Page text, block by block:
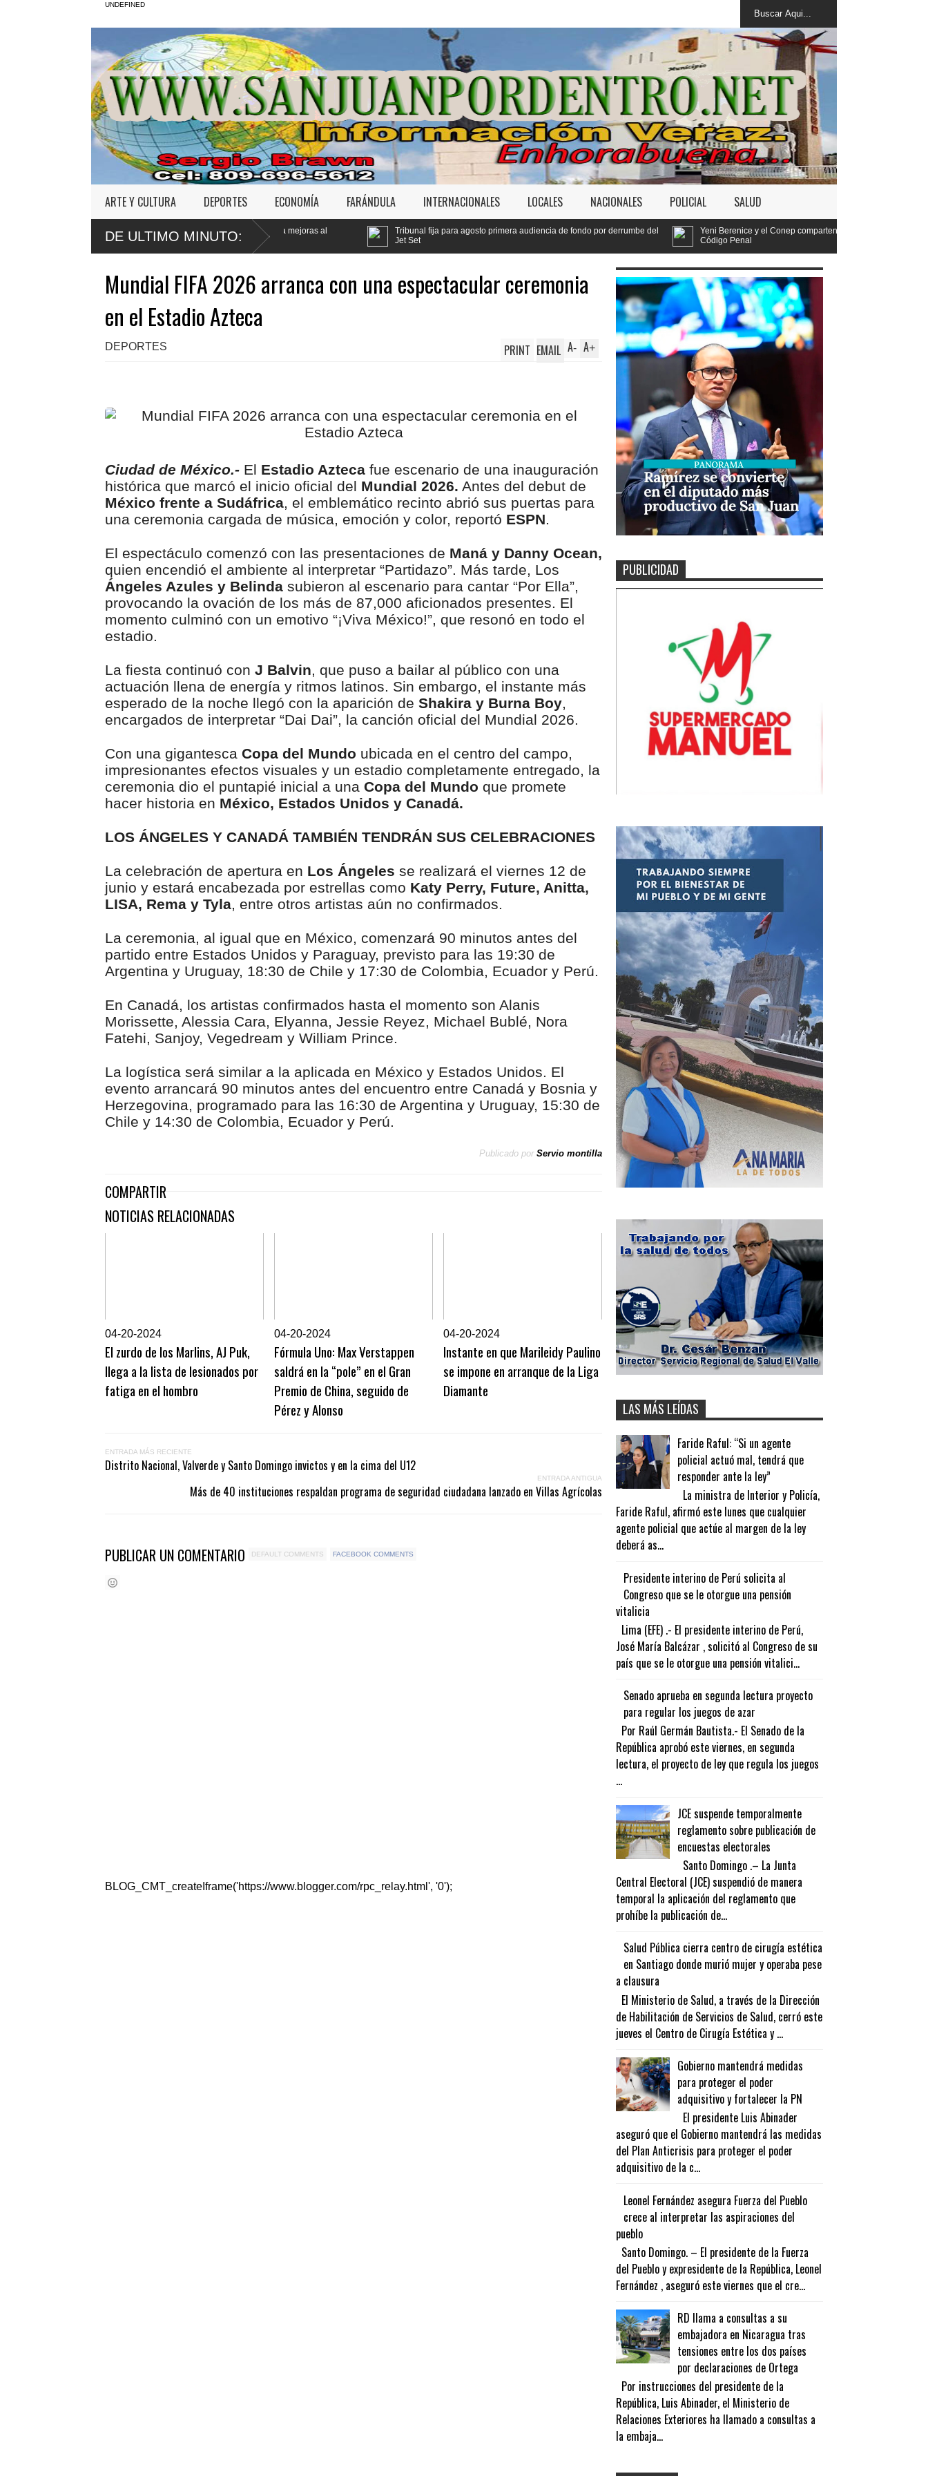
UNDEFINED
ARTE Y CULTURA DEPORTES ECONOMÍA FARÁNDULA INTERNACIONALES LOCALES NACIONALES POLICIAL SALUD
DE ULTIMO MINUTO:
Poder Ejecutivo promulga mejoras al
Código Penal
Tribunal fija para agosto primera audiencia de fondo por derrumbe del
Yeni Berenice y el Conep comparten ideas sobre los retos del nuevo
Mundial FIFA 2026 arranca con una espectacular ceremonia
en el Estadio Azteca
DEPORTES A+
A-
PRINT EMAIL
Ciudad de México.- El Estadio Azteca fue escenario de una inauguración
histórica que marcó el inicio oficial del Mundial 2026. Antes del debut de
México frente a Sudáfrica, el emblemático recinto abrió sus puertas para
una ceremonia cargada de música, emoción y color, reportó ESPN.
El espectáculo comenzó con las presentaciones de Maná y Danny Ocean,
quien encendió el ambiente al interpretar “Partidazo”. Más tarde, Los
Ángeles Azules y Belinda subieron al escenario para cantar “Por Ella”,
provocando la ovación de los más de 87,000 aficionados presentes. El
momento culminó con un emotivo “¡Viva México!”, que resonó en todo el
estadio.
La fiesta continuó con J Balvin, que puso a bailar al público con una
actuación llena de energía y ritmos latinos. Sin embargo, el instante más
esperado de la noche llegó con la aparición de Shakira y Burna Boy,
encargados de interpretar “Dai Dai”, la canción oficial del Mundial 2026.
Con una gigantesca Copa del Mundo ubicada en el centro del campo,
impresionantes efectos visuales y un estadio completamente entregado, la
ceremonia dio el puntapié inicial a una Copa del Mundo que promete
hacer historia en México, Estados Unidos y Canadá.
LOS ÁNGELES Y CANADÁ TAMBIÉN TENDRÁN SUS CELEBRACIONES
La celebración de apertura en Los Ángeles se realizará el viernes 12 de
junio y estará encabezada por estrellas como Katy Perry, Future, Anitta,
LISA, Rema y Tyla, entre otros artistas aún no confirmados.
La ceremonia, al igual que en México, comenzará 90 minutos antes del
partido entre Estados Unidos y Paraguay, previsto para las 19:30 de
Argentina y Uruguay, 18:30 de Chile y 17:30 de Colombia, Ecuador y Perú.
En Canadá, los artistas confirmados hasta el momento son Alanis
Morissette, Alessia Cara, Elyanna, Jessie Reyez, Michael Bublé, Nora
Fatehi, Sanjoy, Vegedream y William Prince.
La logística será similar a la aplicada en México y Estados Unidos. El
evento arrancará 90 minutos antes del encuentro entre Canadá y Bosnia y
Herzegovina, programado para las 16:30 de Argentina y Uruguay, 15:30 de
Chile y 14:30 de Colombia, Ecuador y Perú.
Publicado por Servio montilla
COMPARTIR
NOTICIAS RELACIONADAS
04-20-2024
El zurdo de los Marlins, AJ Puk,
llega a la lista de lesionados por
fatiga en el hombro
04-20-2024
Fórmula Uno: Max Verstappen
saldrá en la “pole” en el Gran
Premio de China, seguido de
Pérez y Alonso
04-20-2024
Instante en que Marileidy Paulino
se impone en arranque de la Liga
Diamante
ENTRADA MÁS RECIENTE
Distrito Nacional, Valverde y Santo Domingo invictos y en la cima del U12
ENTRADA ANTIGUA
Más de 40 instituciones respaldan programa de seguridad ciudadana lanzado en Villas Agrícolas
PUBLICAR UN COMENTARIO DEFAULT COMMENTS FACEBOOK COMMENTS
BLOG_CMT_createIframe('https://www.blogger.com/rpc_relay.html', '0');
PUBLICIDAD
LAS MÁS LEÍDAS
Faride Raful: “Si un agente
policial actuó mal, tendrá que
responder ante la ley”
La ministra de Interior y Policía,
Faride Raful, afirmó este lunes que cualquier
agente policial que actúe al margen de la ley
deberá as...
Presidente interino de Perú solicita al
Congreso que se le otorgue una pensión
vitalicia
Lima (EFE) .- El presidente interino de Perú,
José María Balcázar , solicitó al Congreso de su
país que se le otorgue una pensión vitalici...
Senado aprueba en segunda lectura proyecto
para regular los juegos de azar
Por Raúl Germán Bautista.- El Senado de la
República aprobó este viernes, en segunda
lectura, el proyecto de ley que regula los juegos
...
JCE suspende temporalmente
reglamento sobre publicación de
encuestas electorales
Santo Domingo .– La Junta
Central Electoral (JCE) suspendió de manera
temporal la aplicación del reglamento que
prohíbe la publicación de...
Salud Pública cierra centro de cirugía estética
en Santiago donde murió mujer y operaba pese
a clausura
El Ministerio de Salud, a través de la Dirección
de Habilitación de Servicios de Salud, cerró este
jueves el Centro de Cirugía Estética y ...
Gobierno mantendrá medidas
para proteger el poder
adquisitivo y fortalecer la PN
El presidente Luis Abinader
aseguró que el Gobierno mantendrá las medidas
del Plan Anticrisis para proteger el poder
adquisitivo de la c...
Leonel Fernández asegura Fuerza del Pueblo
crece al interpretar las aspiraciones del
pueblo
Santo Domingo. – El presidente de la Fuerza
del Pueblo y expresidente de la República, Leonel
Fernández , aseguró este viernes que el cre...
RD llama a consultas a su
embajadora en Nicaragua tras
tensiones entre los dos países
por declaraciones de Ortega
Por instrucciones del presidente de la
República, Luis Abinader, el Ministerio de
Relaciones Exteriores ha llamado a consultas a
la embaja...